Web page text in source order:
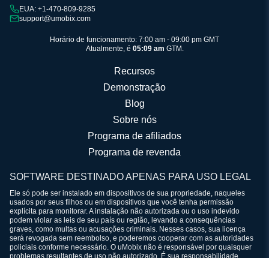
EUA: +1-470-809-9285
support@umobix.com
Horário de funcionamento: 7:00 am - 09:00 pm GMT
Atualmente, é 05:09 am GTM.
Recursos
Demonstração
Blog
Sobre nós
Programa de afiliados
Programa de revenda
SOFTWARE DESTINADO APENAS PARA USO LEGAL
Ele só pode ser instalado em dispositivos de sua propriedade, naqueles
usados por seus filhos ou em dispositivos que você tenha permissão
explícita para monitorar. A instalação não autorizada ou o uso indevido
podem violar as leis de seu país ou região, levando a consequências
graves, como multas ou acusações criminais. Nesses casos, sua licença
será revogada sem reembolso, e poderemos cooperar com as autoridades
policiais conforme necessário. O uMobix não é responsável por quaisquer
problemas resultantes de uso não autorizado. É sua responsabilidade